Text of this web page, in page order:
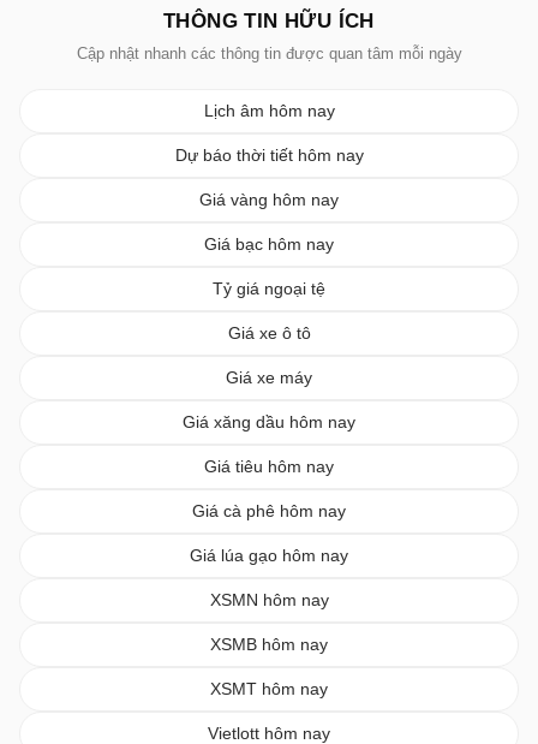
THÔNG TIN HỮU ÍCH
Cập nhật nhanh các thông tin được quan tâm mỗi ngày
Lịch âm hôm nay
Dự báo thời tiết hôm nay
Giá vàng hôm nay
Giá bạc hôm nay
Tỷ giá ngoại tệ
Giá xe ô tô
Giá xe máy
Giá xăng dầu hôm nay
Giá tiêu hôm nay
Giá cà phê hôm nay
Giá lúa gạo hôm nay
XSMN hôm nay
XSMB hôm nay
XSMT hôm nay
Vietlott hôm nay